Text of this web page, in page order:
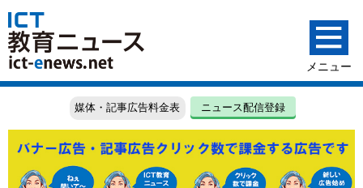
媒体・記事広告料金表 ニュース配信登録